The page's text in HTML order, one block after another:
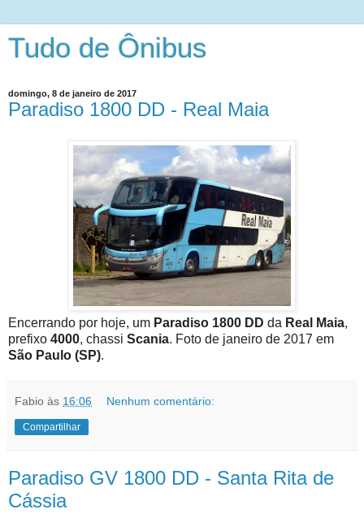
Tudo de Ônibus
domingo, 8 de janeiro de 2017
Paradiso 1800 DD - Real Maia
Encerrando por hoje, um Paradiso 1800 DD da Real Maia,
prefixo 4000, chassi Scania. Foto de janeiro de 2017 em
São Paulo (SP).
Fabio às 16:06 Nenhum comentário:
Compartilhar
Paradiso GV 1800 DD - Santa Rita de
Cássia